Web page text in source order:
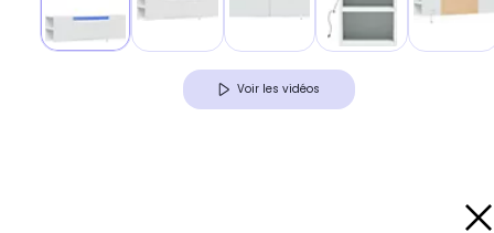
Voir les vidéos